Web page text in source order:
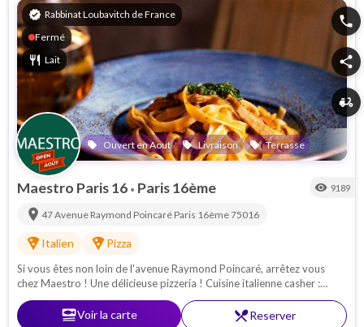
verified Rabbinat Loubavitch de France
Fermé
restaurant Lait
local_offer Ouvert en Aout local_offer Livraison local_offer Terrasse
phone
share
delivery_dining
Maestro Paris 16 • Paris 16ème visibility 9189
location_on 47 Avenue Raymond Poincaré Paris 16ème75016
local_pizzaItalien local_pizzaPizza
Si vous êtes non loin de l'avenue Raymond Poincaré, arrêtez vous
chez Maestro ! Une délicieuse pizzeria ! Cuisine italienne casher :
Pâtes - pizzas - antipasti. Proche de la Porte Maillot
set_mealVoir la carte restaurant_menuReserver